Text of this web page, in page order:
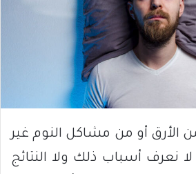
الأرق أو من مشاكل النوم غير
لا نعرف أسباب ذلك ولا النتائج